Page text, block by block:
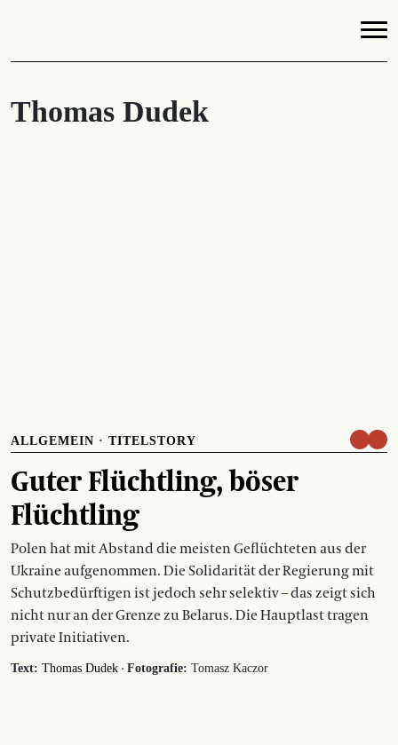
Thomas Dudek
ALLGEMEIN · TITELSTORY
Guter Flüchtling, böser
Flüchtling
Polen hat mit Abstand die meisten Geflüchteten aus der
Ukraine aufgenommen. Die Solidarität der Regierung mit
Schutzbedürftigen ist jedoch sehr selektiv – das zeigt sich
nicht nur an der Grenze zu Belarus. Die Hauptlast tragen
private Initiativen.
Text: Thomas Dudek · Fotografie: Tomasz Kaczor